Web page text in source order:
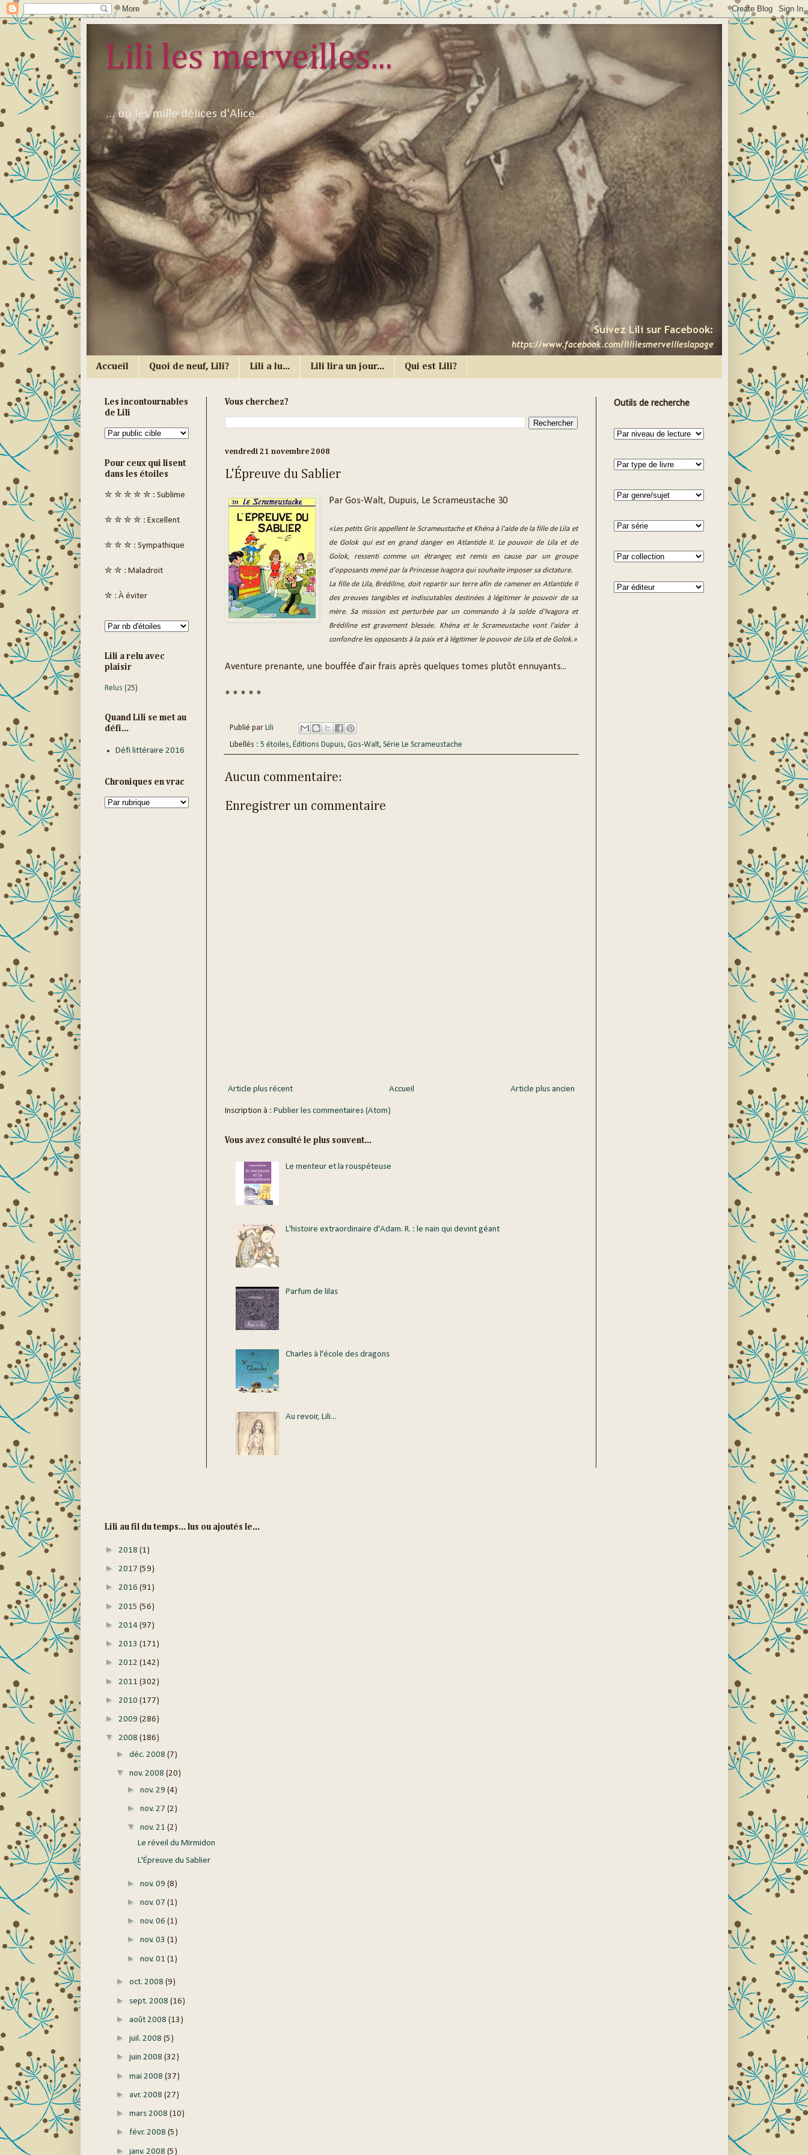
Lili les merveilles...
... ou les mille délices d'Alice...
Accueil Quoi de neuf, Lili? Lili a lu... Lili lira un jour... Qui est Lili?
Vous cherchez?
vendredi 21 novembre 2008
L'Épreuve du Sablier
Par Gos-Walt, Dupuis, Le Scrameustache 30
«Les petits Gris appellent le Scrameustache et Khéna à l'aide de la fille de Lila et
de Golok qui est en grand danger en Atlantide II. Le pouvoir de Lila et de
Golok, ressenti comme un étranger, est remis en cause par un groupe
d'opposants mené par la Princesse Ivagora qui souhaite imposer sa dictature.
La fille de Lila, Brédiline, doit repartir sur terre afin de ramener en Atlantide II
des preuves tangibles et indiscutables destinées à légitimer le pouvoir de sa
mère. Sa mission est perturbée par un commando à la solde d'Ivagora et
Brédiline est gravement blessée.
Khéna et le Scrameustache vont l'aider à
confondre les opposants à la paix et à légitimer le pouvoir de Lila et de Golok.»
Aventure prenante, une bouffée d'air frais après quelques tomes plutôt ennuyants...
* * * * *
Publié par Lili
Libellés : 5 étoiles, Éditions Dupuis, Gos-Walt, Série Le Scrameustache
Aucun commentaire:
Enregistrer un commentaire
Article plus récent Article plus ancien
Accueil
Inscription à : Publier les commentaires (Atom)
Vous avez consulté le plus souvent...
Le menteur et la rouspéteuse
L'histoire extraordinaire d'Adam. R. : le nain qui devint géant
Parfum de lilas
Charles à l'école des dragons
Au revoir, Lili...
Les incontournables
de Lili
Pour ceux qui lisent
dans les étoiles
✮ ✮ ✮ ✮ ✮ : Sublime
✮ ✮ ✮ ✮ : Excellent
✮ ✮ ✮ : Sympathique
✮ ✮ : Maladroit
✮ : À éviter
Lili a relu avec
plaisir
Relus (25)
Quand Lili se met au
défi...
Défi littéraire 2016
Chroniques en vrac
Outils de recherche
Lili au fil du temps... lus ou ajoutés le...
► 2018 (1)
► 2017 (59)
► 2016 (91)
► 2015 (56)
► 2014 (97)
► 2013 (171)
► 2012 (142)
► 2011 (302)
► 2010 (177)
► 2009 (286)
▼ 2008 (186)
► déc. 2008 (7)
▼ nov. 2008 (20)
► nov. 29 (4)
► nov. 27 (2)
▼ nov. 21 (2)
Le réveil du Mirmidon
L'Épreuve du Sablier
► nov. 09 (8)
► nov. 07 (1)
► nov. 06 (1)
► nov. 03 (1)
► nov. 01 (1)
► oct. 2008 (9)
► sept. 2008 (16)
► août 2008 (13)
► juil. 2008 (5)
► juin 2008 (32)
► mai 2008 (37)
► avr. 2008 (27)
► mars 2008 (10)
► févr. 2008 (5)
► janv. 2008 (5)